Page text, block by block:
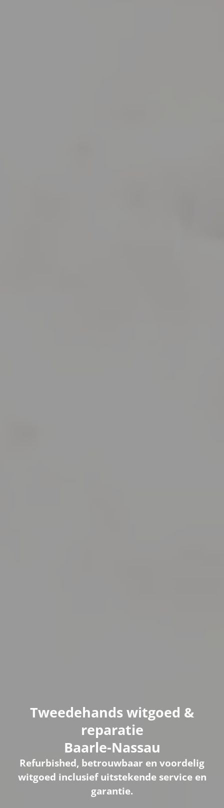
Tweedehands witgoed &
reparatie
Baarle-Nassau
Refurbished, betrouwbaar en voordelig
witgoed inclusief uitstekende service en
garantie.